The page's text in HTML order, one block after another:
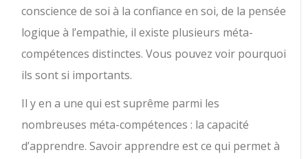
conscience de soi à la confiance en soi, de la pensée
logique à l’empathie, il existe plusieurs méta-
compétences distinctes. Vous pouvez voir pourquoi
ils sont si importants.
Il y en a une qui est suprême parmi les
nombreuses méta-compétences : la capacité
d’apprendre. Savoir apprendre est ce qui permet à